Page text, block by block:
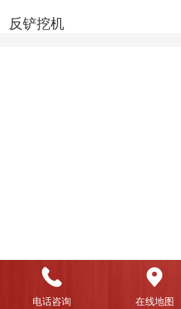
反铲挖机
电话咨询 在线地图